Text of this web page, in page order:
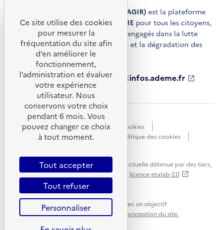
Agir pour la transition écologique (AGIR) est la plateforme
de conseils et de services de l'ADEME pour tous les citoyens,
acteurs économiques et territoires engagés dans la lutte
contre le réchauffement climatique et la dégradation des
ressources.
ademe.fr
S'ouvre
nouvelle
fenêtre
librairie.ademe.fr
S'ouvre
dans
une
nouvelle
fenêtre
infos.ademe.fr
S'ouvre
nouvelle
ademe.fr/presse
S'ouvre
nouvelle
fenêtre
Accessibilité : non conforme
Données personnelles
Gestion des cookies
Mentions légales
Plan du site
Politique des cookies
dans
nouvelle
Sauf mention explicite de propriété intellectuelle détenue par des tiers,
les contenus de ce site sont proposés sous licence etalab-2.0
Ce site internet est pensé et développé avec un objectif
d'écoconception.En savoir plus sur l'écoconception du site.
Ce site utilise des cookies
pour mesurer la
fréquentation du site afin
d’en améliorer le
fonctionnement,
l’administration et évaluer
votre expérience
utilisateur. Nous
conservons votre choix
pendant 6 mois. Vous
pouvez changer ce choix
à tout moment.
Tout accepter
Tout refuser
Personnaliser